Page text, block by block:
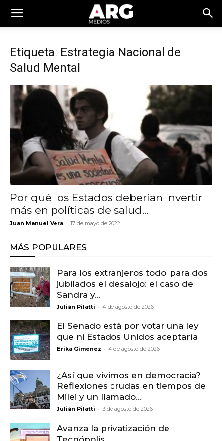
Etiqueta: Estrategia Nacional de
Salud Mental
Por qué los Estados deberían invertir
más en políticas de salud...
Juan Manuel Vera - 17 de mayo de 2022
MÁS POPULARES
Para los extranjeros todo, para dos
jubilados el desalojo: el caso de
Sandra y...
Julián Pilatti - 4 de agosto de 2026
El Senado está por votar una ley
que ni Estados Unidos aceptaría
Erika Gimenez - 4 de agosto de 2026
¿Así que vivimos en democracia?
Reflexiones crudas en tiempos de
Milei y un llamado...
Julián Pilatti - 3 de agosto de 2026
Avanza la privatización de